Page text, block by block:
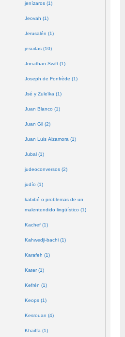
jenízaros (1)
Jeovah (1)
Jerusalén (1)
jesuitas (10)
Jonathan Swift (1)
Joseph de Fonfrède (1)
Jsé y Zuleïka (1)
Juan Blanco (1)
Juan Gil (2)
Juan Luis Alzamora (1)
Jubal (1)
judeoconversos (2)
judío (1)
kabibé o problemas de un
malentendido lingüístico (1)
Kachef (1)
Kahwedji-bachi (1)
Karafeh (1)
Kater (1)
Kefrén (1)
Keops (1)
Kesrouan (4)
Khaiffa (1)